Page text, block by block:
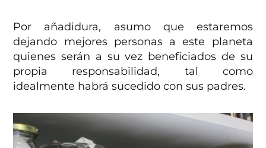
Por añadidura, asumo que estaremos
dejando mejores personas a este planeta
quienes serán a su vez beneficiados de su
propia responsabilidad, tal como
idealmente habrá sucedido con sus padres.